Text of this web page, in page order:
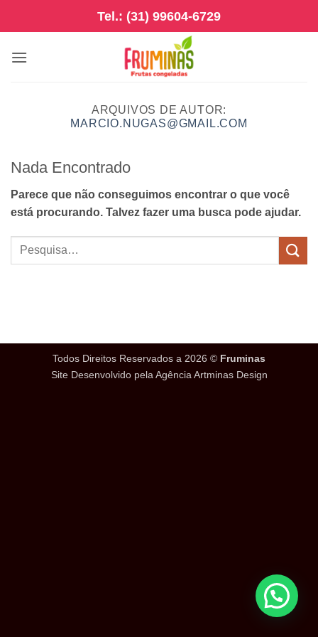
Tel.: (31) 99604-6729
ARQUIVOS DE AUTOR:
MARCIO.NUGAS@GMAIL.COM
Nada Encontrado
Parece que não conseguimos encontrar o que você
está procurando. Talvez fazer uma busca pode ajudar.
Todos Direitos Reservados a 2026 © Fruminas
Site Desenvolvido pela Agência Artminas Design